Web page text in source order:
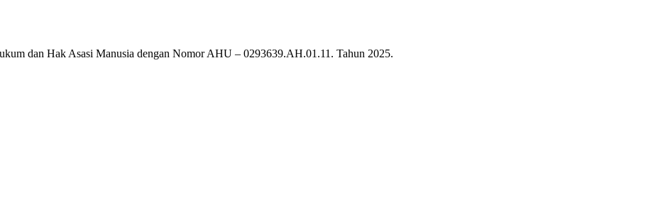
dan Hak Asasi Manusia dengan Nomor AHU – 0293639.AH.01.11. Tahun 2025.